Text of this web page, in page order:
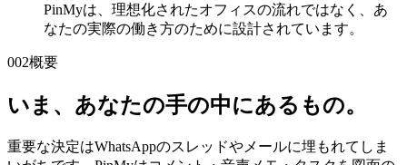
PinMyは、理想化されたオフィスの流れではなく、あ
なたの実際の働き方のために設計されています。
002概要
いま、あなたの手の中にあるもの。
重要な決定はWhatsAppのスレッドやメールに埋もれてしま